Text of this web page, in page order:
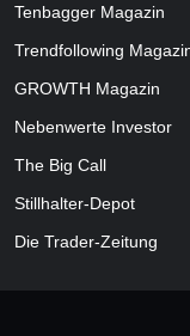
Tenbagger Magazin
Trendfollowing
GROWTH Magazin
Nebenwerte Investor
The Big Call
Stillhalter-Depot
Die Trader-Zeitung